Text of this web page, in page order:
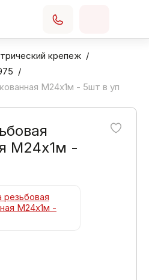
крепеж
М24х1м - 5шт в уп
М24х1м -